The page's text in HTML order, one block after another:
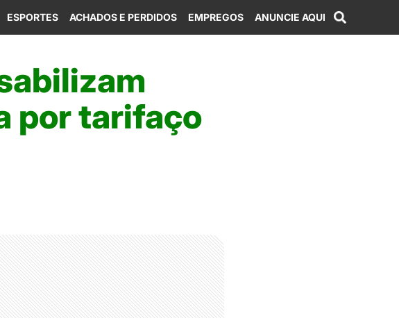
ESPORTES ACHADOS E PERDIDOS EMPREGOS ANUNCIE AQUI
por tarifaço